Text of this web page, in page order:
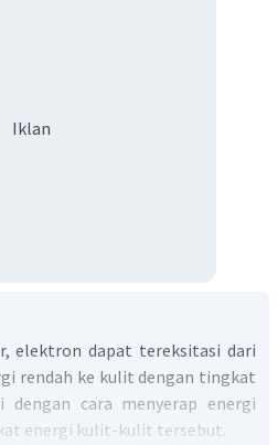
Iklan
elektron dapat tereksitasi dari
rendah ke kulit dengan tingkat
cara menyerap energi
energi kulit-kulit tersebut.